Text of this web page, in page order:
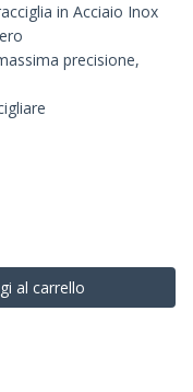
in Acciaio Inox
precisione,
al carrello